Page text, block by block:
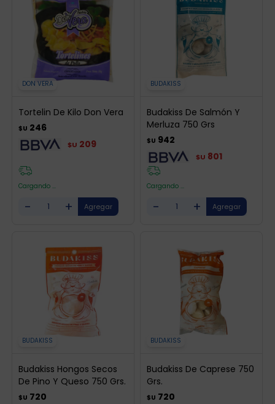
DON VERA
Tortelin De Kilo Don Vera
$U 246
$U 209
Cargando ...
- +
BUDAKISS
Budakiss De Salmón Y
Merluza 750 Grs
$U 942
$U 801
Cargando ...
- +
BUDAKISS
Budakiss Hongos Secos
De Pino Y Queso 750 Grs.
$U 720
BUDAKISS
Budakiss De Caprese 750
Grs.
$U 720